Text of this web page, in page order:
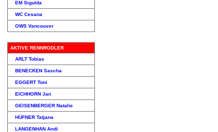
EM Sigulda
WC Cesana
OWS Vancouver
AKTIVE RENNRODLER
ARLT Tobias
BENECKEN Sascha
EGGERT Toni
EICHHORN Jan
GEISENBERGER Natalie
HÜFNER Tatjana
LANGENHAN Andi